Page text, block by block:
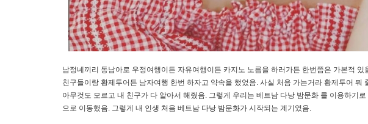
남정네끼리 동남아로 우정여행이든 자유여행이든 카지노 노름을 하러가든 한번쯤은 가본적
친구들이랑 황제투어든 남자여행 한번 하자고 약속을 했었음. 사실 처음 가는거라 황제투어
아무것도 모르고 내 친구가 다 알아서 해줬음. 그렇게 우리는 베트남 다낭 밤문화 를 이용하기
으로 이동했음. 그렇게 내 인생 처음 베트남 다낭 밤문화가 시작되는 계기였음.